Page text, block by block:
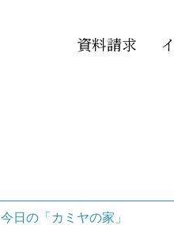
資料請求
今日の「カミヤの家」